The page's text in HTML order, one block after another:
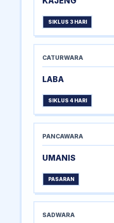
SIKLUS 3 HARI
CATURWARA
LABA
SIKLUS 4 HARI
PANCAWARA
UMANIS
PASARAN
SADWARA